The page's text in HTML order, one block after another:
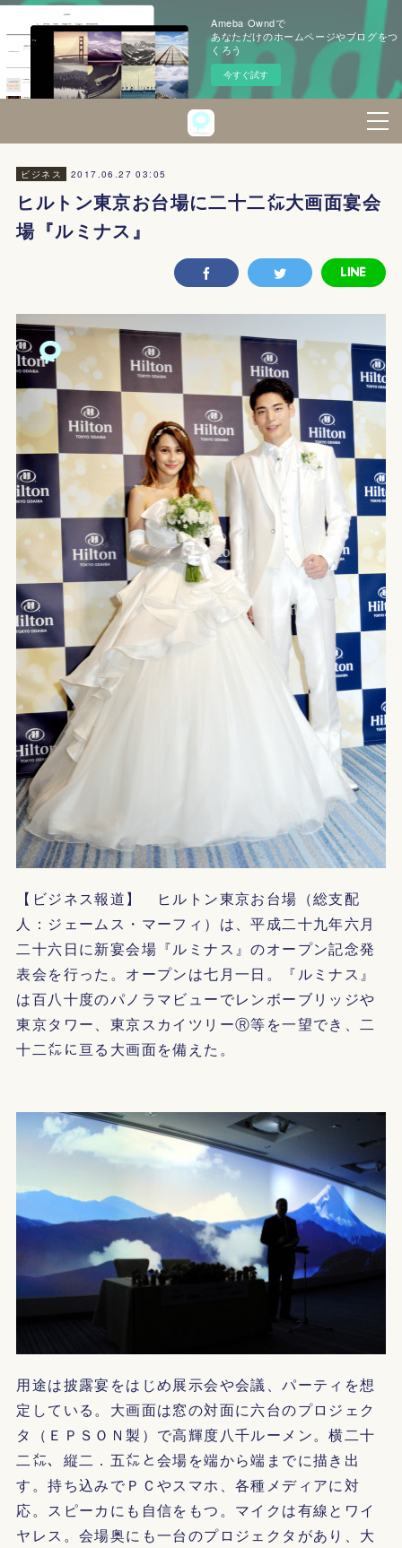
Ameba Owndで
あなただけのホームページやブログをつ
くろう
今すぐ試す
ビジネス 2017.06.27 03:05
ヒルトン東京お台場に二十二㍍大画面宴会
場『ルミナス』
【ビジネス報道】 ヒルトン東京お台場（総支配
人：ジェームス・マーフィ）は、平成二十九年六月
二十六日に新宴会場『ルミナス』のオープン記念発
表会を行った。オープンは七月一日。『ルミナス』
は百八十度のパノラマビューでレンボーブリッジや
東京タワー、東京スカイツリーⓇ等を一望でき、二
十二㍍に亘る大画面を備えた。
用途は披露宴をはじめ展示会や会議、パーティを想
定している。大画面は窓の対面に六台のプロジェク
タ（ＥＰＳＯＮ製）で高輝度八千ルーメン。横二十
二㍍、縦二．五㍍と会場を端から端までに描き出
す。持ち込みでＰＣやスマホ、各種メディアに対
応。スピーカにも自信をもつ。マイクは有線とワイ
ヤレス。会場奥にも一台のプロジェクタがあり、大